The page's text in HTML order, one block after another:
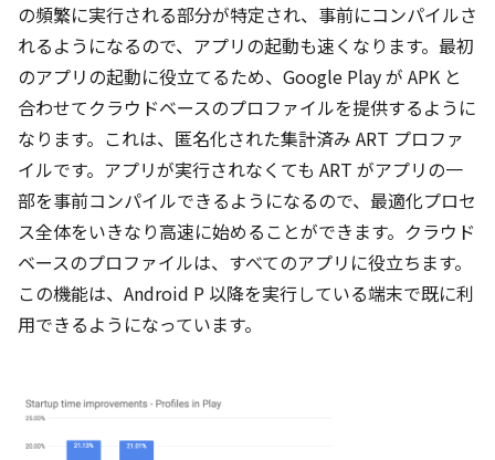
の頻繁に実行される部分が特定され、事前にコンパイルさ
れるようになるので、アプリの起動も速くなります。最初
のアプリの起動に役立てるため、Google Play が APK と
合わせてクラウドベースのプロファイルを提供するように
なります。これは、匿名化された集計済み ART プロファ
イルです。アプリが実行されなくても ART がアプリの一
部を事前コンパイルできるようになるので、最適化プロセ
ス全体をいきなり高速に始めることができます。クラウド
ベースのプロファイルは、すべてのアプリに役立ちます。
この機能は、Android P 以降を実行している端末で既に利
用できるようになっています。